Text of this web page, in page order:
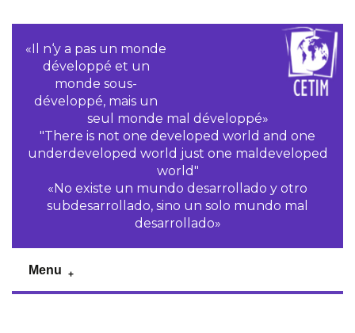
«Il n‘y a pas un monde
développé et un
monde sous-
développé, mais un
seul monde mal développé»
"There is not one developed world and one
underdeveloped world just one maldeveloped
world"
«No existe un mundo desarrollado y otro
subdesarrollado, sino un solo mundo mal
desarrollado»
Menu